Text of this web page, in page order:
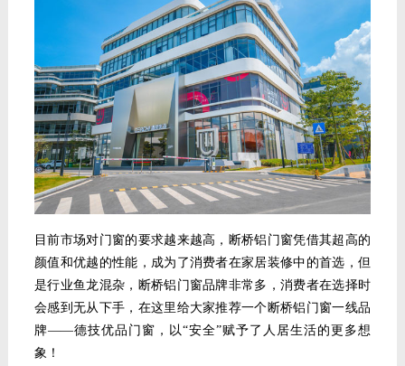
目前市场对门窗的要求越来越高，断桥铝门窗凭借其超高的
颜值和优越的性能， 成为 了消费者在家居装修中的首选，但
是行业鱼龙混杂， 断桥铝门窗品牌非常多，消费者在选择时
会感到无从下手，在这里给大家推荐一个断桥铝门窗一线品
牌——德技优品门窗， 以 “安全”赋予了人居生活的更多想
象！